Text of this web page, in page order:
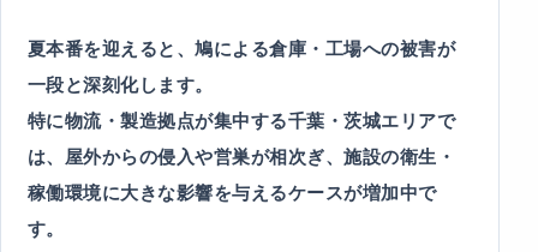
夏本番を迎えると、鳩による倉庫・工場への被害が
一段と深刻化します。
特に物流・製造拠点が集中する千葉・茨城エリアで
は、屋外からの侵入や営巣が相次ぎ、施設の衛生・
稼働環境に大きな影響を与えるケースが増加中で
す。